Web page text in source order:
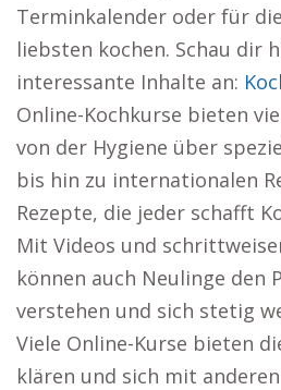
Terminkalender oder für
liebsten kochen. Schau dir
interessante Inhalte an:
Online-Kochkurse bieten
von der Hygiene über
bis hin zu internationalen
Rezepte, die jeder schafft
Mit Videos und
können auch Neulinge den
verstehen und sich stetig
Viele Online-Kurse bieten
klären und sich mit